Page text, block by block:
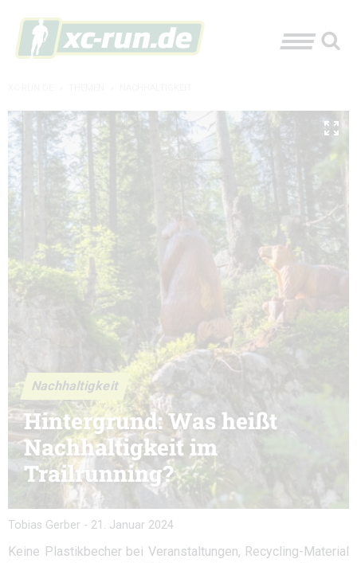
Nachhaltigkeit
Hintergrund: Was heißt
Nachhaltigkeit im
Trailrunning?
Tobias Gerber - 21. Januar 2024
Keine Plastikbecher bei Veranstaltungen, Recycling-Material